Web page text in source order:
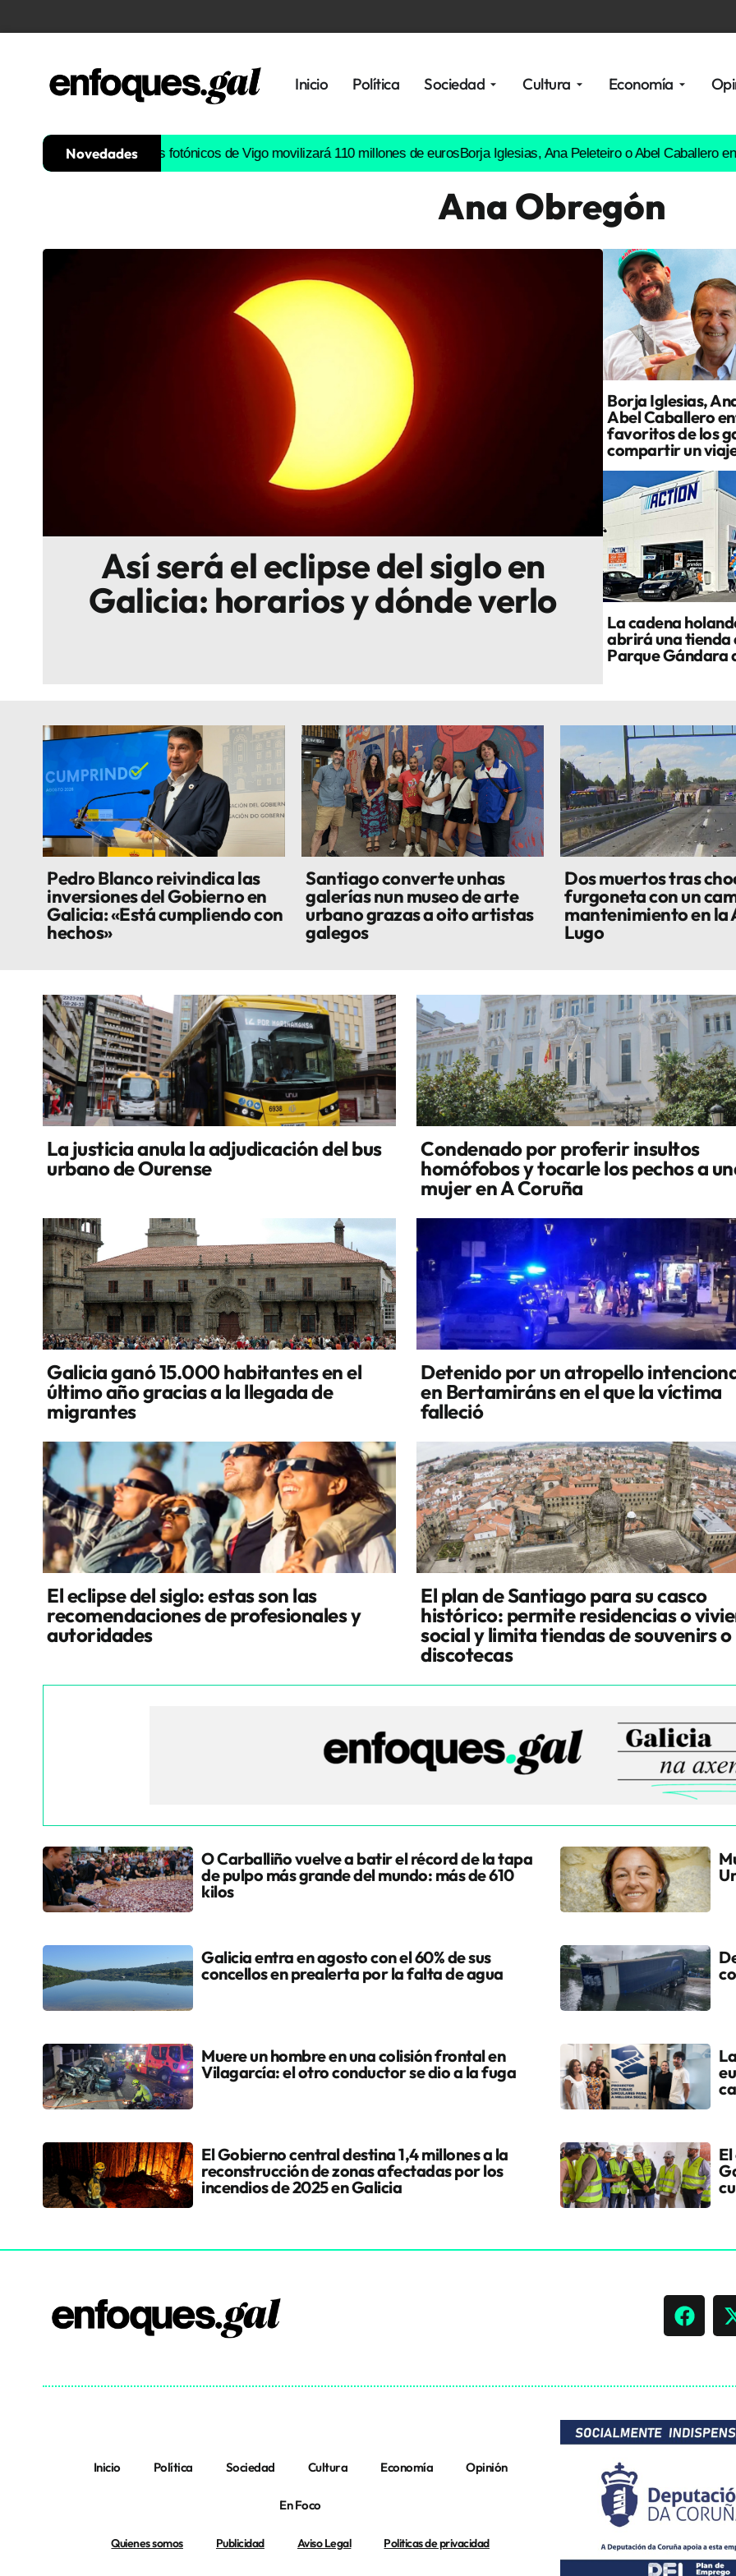
Inicio Política Sociedad Cultura Economía
Histórica
Novedades
semiconductores fotónicos de Vigo movilizará 110 millones de euros Borja Iglesias, Ana Peleteiro o Abel Caballero entre los
Ana Obregón
Así será el eclipse del siglo en
Galicia: horarios y dónde verlo
Borja Iglesias,
Abel Caballero
favoritos de los
compartir un
La cadena
abrirá una tienda
Parque Gándara
Pedro Blanco reivindica las
inversiones del Gobierno en
Galicia: «Está cumpliendo con
hechos»
Santiago converte unhas
galerías nun museo de arte
urbano grazas a oito artistas
galegos
Dos muertos tras
furgoneta con un
mantenimiento en la
Lugo
La justicia anula la adjudicación del bus
urbano de Ourense
Condenado por proferir insultos
homófobos y tocarle los pechos a
mujer en A Coruña
Galicia ganó 15.000 habitantes en el
último año gracias a la llegada de
migrantes
Detenido por un atropello
en Bertamiráns en el que la víctima
falleció
El eclipse del siglo: estas son las
recomendaciones de profesionales y
autoridades
El plan de Santiago para su casco
histórico: permite residencias o
social y limita tiendas de souvenirs o
discotecas
O Carballiño vuelve a batir el récord de la tapa
de pulpo más grande del mundo: más de 610
kilos
Galicia entra en agosto con el 60% de sus
concellos en prealerta por la falta de agua
Muere un hombre en una colisión frontal en
Vilagarcía: el otro conductor se dio a la fuga
El Gobierno central destina 1,4 millones a la
reconstrucción de zonas afectadas por los
incendios de 2025 en Galicia
Inicio Política Sociedad Cultura Economía Opinión
En Foco
Quienes somos Publicidad Aviso Legal Politicas de privacidad